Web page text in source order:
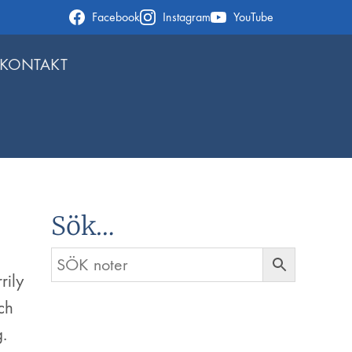
Facebook Instagram YouTube
KONTAKT
Sök…